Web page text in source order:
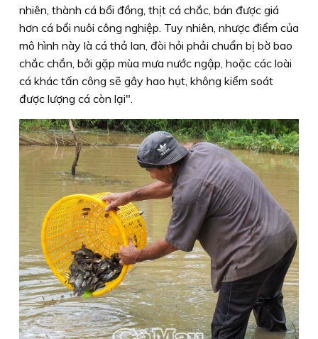
nhiên, thành cá bổi đồng, thịt cá chắc, bán được giá
hơn cá bổi nuôi công nghiệp. Tuy nhiên, nhược điểm của
mô hình này là cá thả lan, đòi hỏi phải chuẩn bị bờ bao
chắc chắn, bởi gặp mùa mưa nước ngập, hoặc các loài
cá khác tấn công sẽ gây hao hụt, không kiểm soát
được lượng cá còn lại".